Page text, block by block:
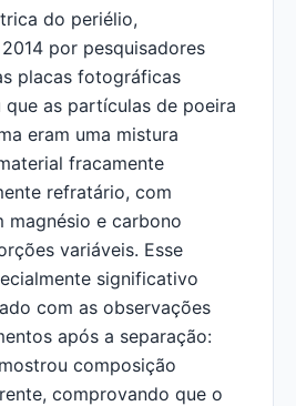
do periélio,
por pesquisadores
placas fotográficas
as partículas de poeira
eram uma mistura
fracamente
refratário, com
magnésio e carbono
variáveis. Esse
significativo
com as observações
após a separação:
composição
comprovando que o